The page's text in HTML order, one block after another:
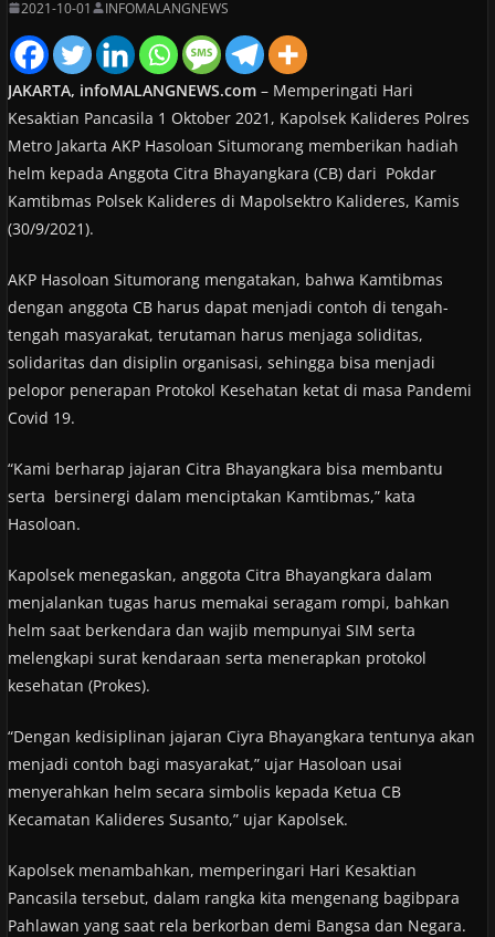
2021-10-01 INFOMALANGNEWS
JAKARTA, infoMALANGNEWS.com– Memperingati Hari
Kesaktian Pancasila 1 Oktober 2021, Kapolsek Kalideres Polres
Metro Jakarta AKP Hasoloan Situmorang memberikan hadiah
helm kepada Anggota Citra Bhayangkara (CB) dari Pokdar
Kamtibmas Polsek Kalideres di Mapolsektro Kalideres, Kamis
(30/9/2021).
AKP Hasoloan Situmorang mengatakan, bahwa Kamtibmas
dengan anggota CB harus dapat menjadi contoh di tengah-
tengah masyarakat, terutaman harus menjaga soliditas,
solidaritas dan disiplin organisasi, sehingga bisa menjadi
pelopor penerapan Protokol Kesehatan ketat di masa Pandemi
Covid 19.
“Kami berharap jajaran Citra Bhayangkara bisa membantu
serta bersinergi dalam menciptakan Kamtibmas,” kata
Hasoloan.
Kapolsek menegaskan, anggota Citra Bhayangkara dalam
menjalankan tugas harus memakai seragam rompi, bahkan
helm saat berkendara dan wajib mempunyai SIM serta
melengkapi surat kendaraan serta menerapkan protokol
kesehatan (Prokes).
“Dengan kedisiplinan jajaran Ciyra Bhayangkara tentunya akan
menjadi contoh bagi masyarakat,” ujar Hasoloan usai
menyerahkan helm secara simbolis kepada Ketua CB
Kecamatan Kalideres Susanto,” ujar Kapolsek.
Kapolsek menambahkan, memperingari Hari Kesaktian
Pancasila tersebut, dalam rangka kita mengenang bagibpara
Pahlawan yang saat rela berkorban demi Bangsa dan Negara.